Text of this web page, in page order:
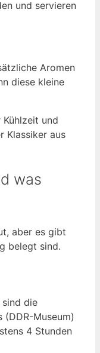
und servieren
Aromen
diese kleine
und
Klassiker aus
was
aber es gibt
belegt sind.
die
(DDR-Museum)
4 Stunden